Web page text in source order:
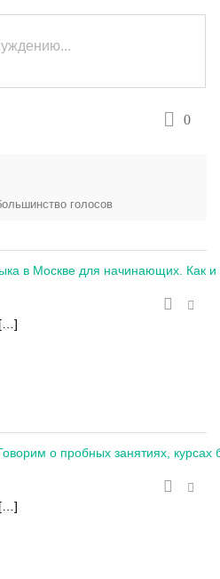
0
голосов
в Москве для начинающих. Как и
о пробных занятиях, курсах